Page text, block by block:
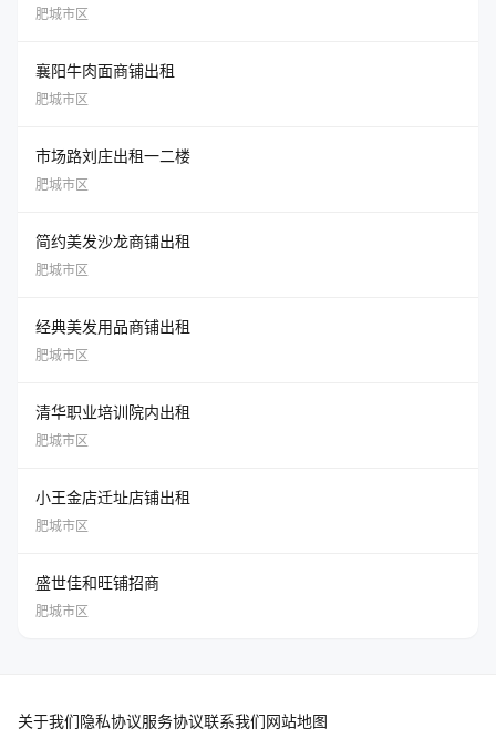
肥城市区
襄阳牛肉面商铺出租
肥城市区
市场路刘庄出租一二楼
肥城市区
简约美发沙龙商铺出租
肥城市区
经典美发用品商铺出租
肥城市区
清华职业培训院内出租
肥城市区
小王金店迁址店铺出租
肥城市区
盛世佳和旺铺招商
肥城市区
关于我们隐私协议服务协议联系我们网站地图